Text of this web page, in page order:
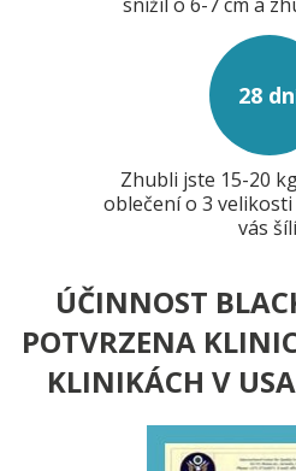
28
Zhubli jste 15-20
oblečení o 3
vás
ÚČINNOST
POTVRZENA
KLINIKÁCH V